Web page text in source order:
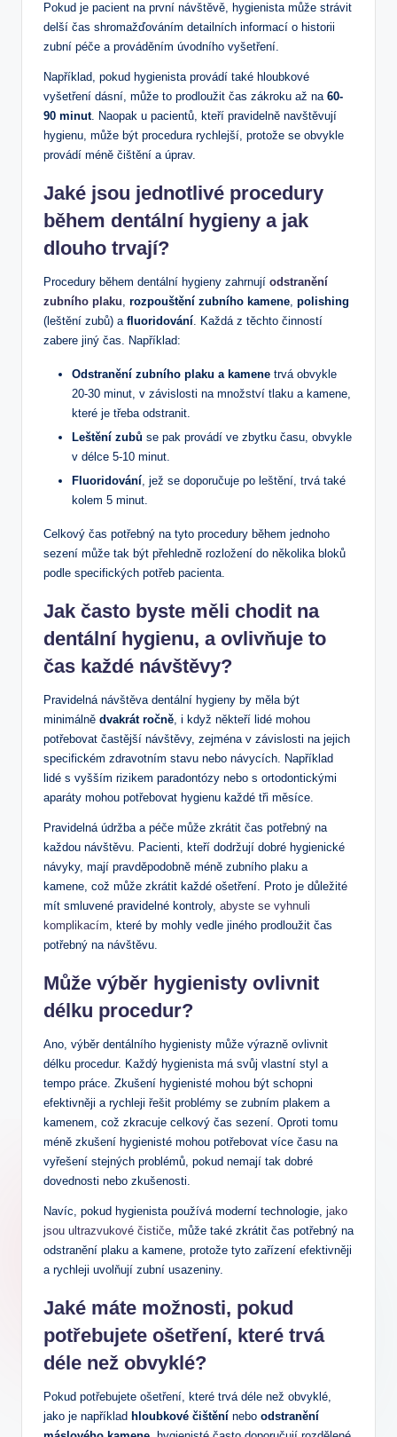
Pokud je pacient na první návštěvě, hygienista může strávit
delší čas shromažďováním detailních informací o historii
zubní péče a prováděním úvodního vyšetření.
Například, pokud hygienista provádí také hloubkové
vyšetření dásní, může to prodloužit čas zákroku až na 60-
90 minut. Naopak u pacientů, kteří pravidelně navštěvují
hygienu, může být procedura rychlejší, protože se obvykle
provádí méně čištění a úprav.
Jaké jsou jednotlivé procedury
během dentální hygieny a jak
dlouho trvají?
Procedury během dentální hygieny zahrnují odstranění
zubního plaku, rozpouštění zubního kamene, polishing
(leštění zubů) a fluoridování. Každá z těchto činností
zabere jiný čas. Například:
Odstranění zubního plaku a kamene trvá obvykle
20-30 minut, v závislosti na množství tlaku a kamene,
které je třeba odstranit.
Leštění zubů se pak provádí ve zbytku času, obvykle
v délce 5-10 minut.
Fluoridování, jež se doporučuje po leštění, trvá také
kolem 5 minut.
Celkový čas potřebný na tyto procedury během jednoho
sezení může tak být přehledně rozložení do několika bloků
podle specifických potřeb pacienta.
Jak často byste měli chodit na
dentální hygienu, a ovlivňuje to
čas každé návštěvy?
Pravidelná návštěva dentální hygieny by měla být
minimálně dvakrát ročně, i když někteří lidé mohou
potřebovat častější návštěvy, zejména v závislosti na jejich
specifickém zdravotním stavu nebo návycích. Například
lidé s vyšším rizikem paradontózy nebo s ortodontickými
aparáty mohou potřebovat hygienu každé tři měsíce.
Pravidelná údržba a péče může zkrátit čas potřebný na
každou návštěvu. Pacienti, kteří dodržují dobré hygienické
návyky, mají pravděpodobně méně zubního plaku a
kamene, což může zkrátit každé ošetření. Proto je důležité
mít smluvené pravidelné kontroly, abyste se vyhnuli
komplikacím, které by mohly vedle jiného prodloužit čas
potřebný na návštěvu.
Může výběr hygienisty ovlivnit
délku procedur?
Ano, výběr dentálního hygienisty může výrazně ovlivnit
délku procedur. Každý hygienista má svůj vlastní styl a
tempo práce. Zkušení hygienisté mohou být schopni
efektivněji a rychleji řešit problémy se zubním plakem a
kamenem, což zkracuje celkový čas sezení. Oproti tomu
méně zkušení hygienisté mohou potřebovat více času na
vyřešení stejných problémů, pokud nemají tak dobré
dovednosti nebo zkušenosti.
Navíc, pokud hygienista používá moderní technologie, jako
jsou ultrazvukové čističe, může také zkrátit čas potřebný na
odstranění plaku a kamene, protože tyto zařízení efektivněji
a rychleji uvolňují zubní usazeniny.
Jaké máte možnosti, pokud
potřebujete ošetření, které trvá
déle než obvyklé?
Pokud potřebujete ošetření, které trvá déle než obvyklé,
jako je například hloubkové čištění nebo odstranění